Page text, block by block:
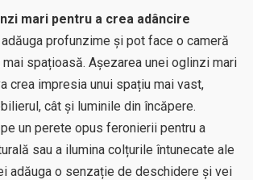
mari pentru a crea adâncire
profunzime și pot face o cameră
spațioasă. Așezarea unei oglinzi mari
crea impresia unui spațiu mai vast,
cât și luminile din încăpere.
un perete opus feronierii pentru a
sau a ilumina colțurile întunecate ale
adăuga o senzație de deschidere și vei